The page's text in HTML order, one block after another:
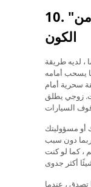
10. "الحسنات" الصغيرة من
الكون
لديه طريقة
يسحب أمامه
سحرية أمام
زوجي يطلق
مسؤوليتك
ربما دون سبب
كما لو كنت
تصدق ، عندما